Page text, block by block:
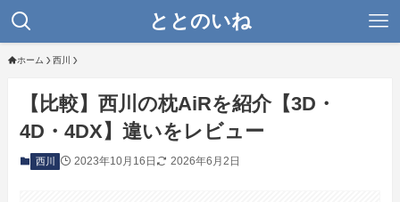
ととのいね
ホーム 西川
【比較】西川の枕AiRを紹介【3D・
4D・4DX】違いをレビュー
西川 2023年10月16日 2026年6月2日